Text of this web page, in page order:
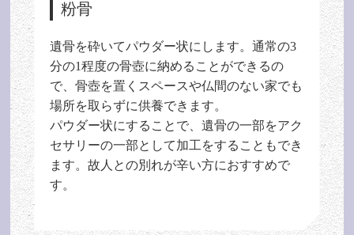
粉骨
遺骨を砕いてパウダー状にします。通常の3
分の1程度の骨壺に納めることができるの
で、骨壺を置くスペースや仏間のない家でも
場所を取らずに供養できます。
パウダー状にすることで、遺骨の一部をアク
セサリーの一部として加工をすることもでき
ます。故人との別れが辛い方におすすめで
す。